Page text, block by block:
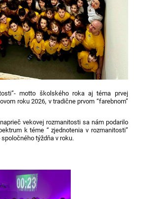
motto školského roka aj téma prvej
roku 2026, v tradične prvom “farebnom”
vekovej rozmanitosti sa nám podarilo
k téme “ zjednotenia v rozmanitosti”
týždňa v roku.